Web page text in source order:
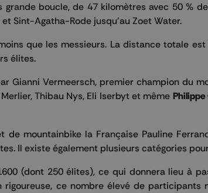
boucle, de 47 kilomètres avec 50 %
Sint-Agatha-Rode jusqu'au Zoet Water.
que les messieurs. La distance totale
élites.
Gianni Vermeersch, premier champion du
Thibau Nys, Eli Iserbyt et même
mountainbike la Française Pauline
Il existe également plusieurs catégories
(dont 250 élites), ce qui donnera lieu à
ce nombre élevé de participants